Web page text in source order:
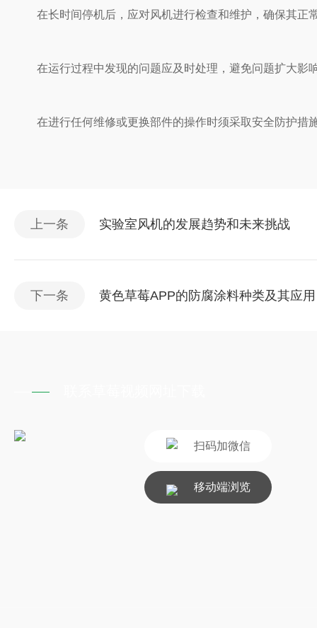
在长时间停机后，应对风机进行检查和维护，确保其正常
在运行过程中发现的问题应及时处理，避免问题扩大影响
在进行任何维修或更换部件的操作时须采取安全防护措施
上一条 实验室风机的发展趋势和未来挑战
下一条 黄色草莓APP的防腐涂料种类及其应用
扫码加微信
移动端浏览